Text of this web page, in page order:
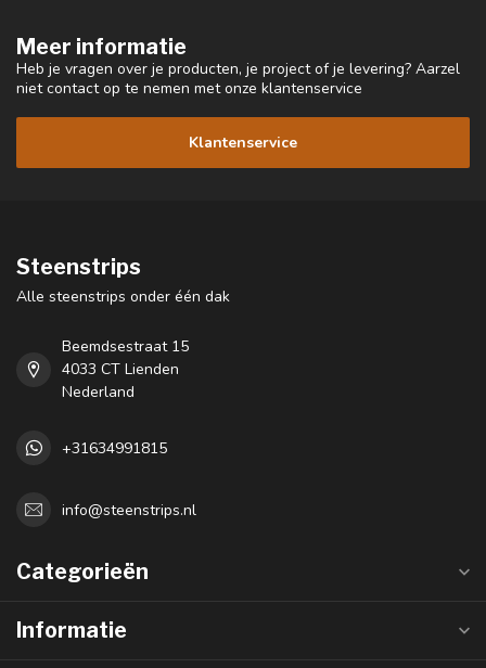
Meer informatie
Heb je vragen over je producten, je project of je levering? Aarzel
niet contact op te nemen met onze klantenservice
Klantenservice
Steenstrips
Alle steenstrips onder één dak
Beemdsestraat 15
4033 CT Lienden
Nederland
+31634991815
info@steenstrips.nl
Categorieën
Informatie